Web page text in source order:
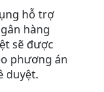
hỗ trợ
hàng
sẽ được
phương án
duyệt.